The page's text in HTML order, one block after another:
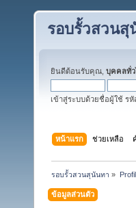
รอบรั้วสวนสุ
ยินดีต้อนรับคุณ, บุคคลทั่ว
เข้าสู่ระบบด้วยชื่อผู้ใช้ ร
หน้าแรก ช่วยเหลือ
รอบรั้วสวนสุนันทา »
ข้อมูลส่วนตัว